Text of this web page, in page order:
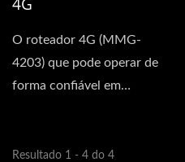
O roteador 4G (MMG-
4203) que pode operar de
forma confiável em
Resultado 1 - 4 do 4